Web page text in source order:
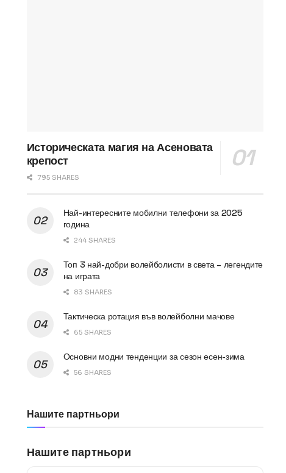
Историческата магия на Асеновата
крепост
795 SHARES
Най-интересните мобилни телефони за 2025
година
244 SHARES
Топ 3 най-добри волейболисти в света – легендите
на играта
83 SHARES
Тактическа ротация във волейболни мачове
65 SHARES
Основни модни тенденции за сезон есен-зима
56 SHARES
Нашите партньори
Нашите партньори